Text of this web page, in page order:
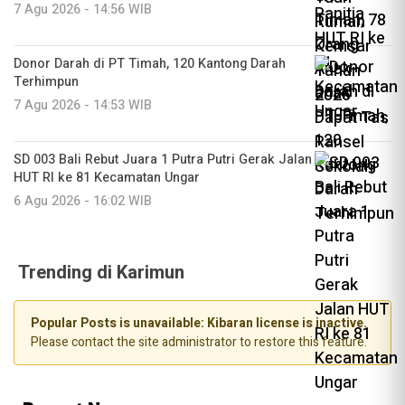
7 Agu 2026 - 14:56 WIB
Donor Darah di PT Timah, 120 Kantong Darah
Terhimpun
7 Agu 2026 - 14:53 WIB
SD 003 Bali Rebut Juara 1 Putra Putri Gerak Jalan
HUT RI ke 81 Kecamatan Ungar
6 Agu 2026 - 16:02 WIB
Trending di Karimun
Popular Posts is unavailable: Kibaran license is inactive.
Please contact the site administrator to restore this feature.